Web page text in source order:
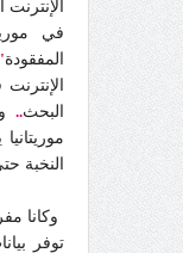
الإنترنت
في
المفقودة
البحث..
النخبة
وكانا
توفر